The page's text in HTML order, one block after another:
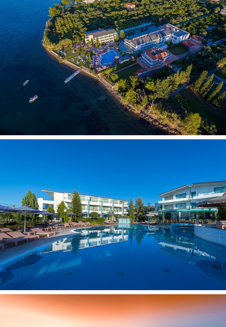
Viešbučio vieta
Apie 22 km iki Arakso oro uosto, apie 10 km iki Ermionio
miesto, apie 10 km iki Patrų miesto.
Vakaro pramogos:Vrahneika (apie 5 km), Patrai (apie 10
TezTour komentaras
Šiuolaikiškas viešbutis su išvystyta infrastruktūra ir jaukia
teritorija. Viešbutyje nevyksta pramoginiai renginiai. Įsikūręs
puikioje vietoje, kuri suteikia galimybę aplankyti visas
įdomiausias pusiasalio lankytinas vietas. Rekomenduojamas
šeimyniniam poilsiui. Atkreipkite dėmesį, kad viešbutis
įsikūręs ant jūros kranto, tačiau dėl gamtinių ypatybių nėra
turkiška pirtis už papildomą mokestį
biliardas už papildomą mokestį
sauna už papildomą mokestį
stalo tenisas nemokamai
Paplūdimys
pontonas yra
paplūdimio rankšluosčiai: nemokamai
Vaikai nuo 8 mėn. iki 3 metų
lovelė: pagal atskirą užklausimą, nemokamai (maniežas)
vaikiškos kėdutės restorane yra
vaikiškas meniu pagal užklausimą